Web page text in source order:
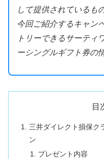
して提供されているも
今回ご紹介するキャン
トリーできるサーティ
ーシングルギフト券の
目
三井ダイレクト損保ク
ン
プレゼント内容